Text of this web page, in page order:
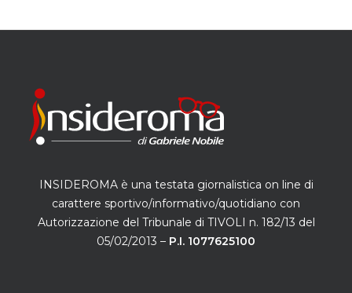
INSIDEROMA è una testata giornalistica on line di
carattere sportivo/informativo/quotidiano con
Autorizzazione del Tribunale di TIVOLI n. 182/13 del
05/02/2013 – P.I. 1077625100